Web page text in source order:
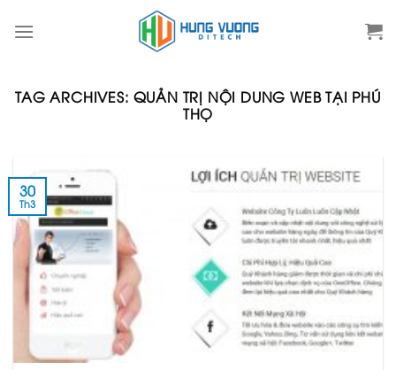
TAG ARCHIVES: QUẢN TRỊ NỘI DUNG WEB TẠI PHÚ
THỌ
30
Th3